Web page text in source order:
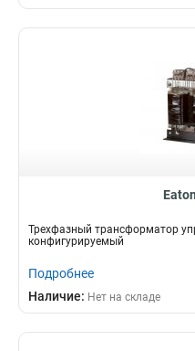
Трехфазный трансформатор
конфигурируемый
Подробнее
Наличие: Нет на складе